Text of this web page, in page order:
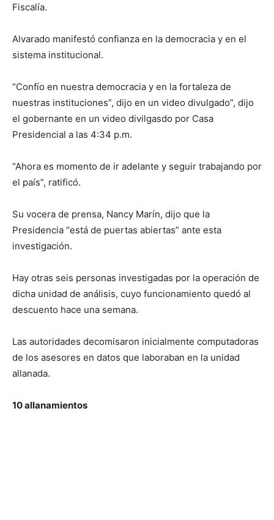
Fiscalía.
Alvarado manifestó confianza en la democracia y en el
sistema institucional.
“Confío en nuestra democracia y en la fortaleza de
nuestras instituciones”, dijo en un video divulgado”, dijo
el gobernante en un video divilgasdo por Casa
Presidencial a las 4:34 p.m.
“Ahora es momento de ir adelante y seguir trabajando por
el país”, ratificó.
Su vocera de prensa, Nancy Marín, dijo que la
Presidencia “está de puertas abiertas” ante esta
investigación.
Hay otras seis personas investigadas por la operación de
dicha unidad de análisis, cuyo funcionamiento quedó al
descuento hace una semana.
Las autoridades decomisaron inicialmente computadoras
de los asesores en datos que laboraban en la unidad
allanada.
10 allanamientos